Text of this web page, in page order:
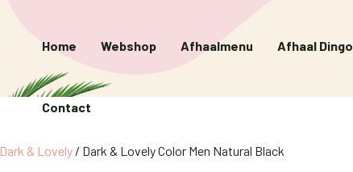
Home Webshop Afhaalmenu Afhaal Dingo
Contact
Dark & Lovely / Dark & Lovely Color Men Natural Black